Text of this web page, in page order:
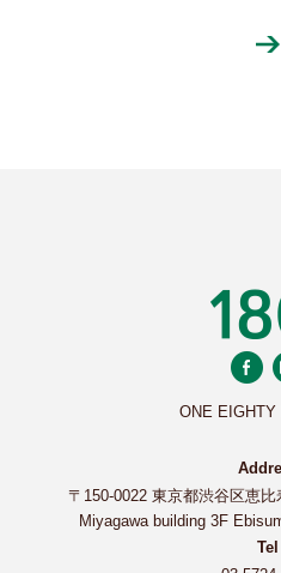
ONE EIGHTY
〒150-0022 東京都渋谷区恵
Miyagawa building 3F
Tel